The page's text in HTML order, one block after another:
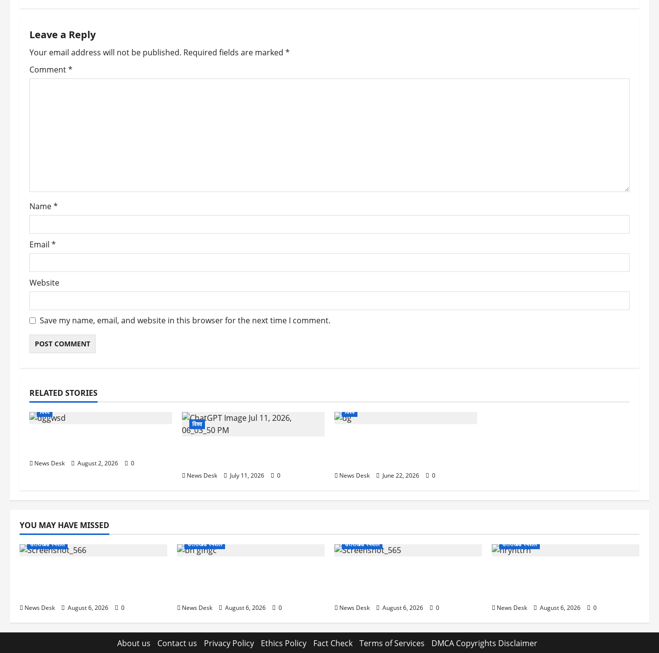
n
a
v
o
n
Leave a Reply
Your email address will not be published. Required fields are marked *
Comment*
Name*
Email *
Website
Save my name, email, and website in this browser for the next time I comment.
RELATED STORIES
विश्व
News Desk August 2, 2026 0
विश्व
News Desk July 11, 2026 0
विश्व
News Desk June 22, 2026 0
YOU MAY HAVE MISSED
उत्तराखंड स्पेशल
News Desk August 6, 2026 0
उत्तराखंड स्पेशल
News Desk August 6, 2026 0
उत्तराखंड स्पेशल
News Desk August 6, 2026 0
उत्तराखंड स्पेशल
News Desk August 6, 2026 0
About us Contact us Privacy Policy Ethics Policy Fact Check Terms of Services DMCA Copyrights Disclaimer